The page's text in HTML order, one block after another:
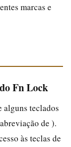
marcas e
Fn Lock
alguns teclados
de ).
às teclas de